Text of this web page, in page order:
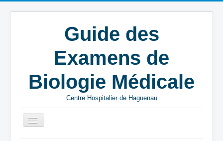
Guide des
Examens de
Biologie Médicale
Centre Hospitalier de Haguenau